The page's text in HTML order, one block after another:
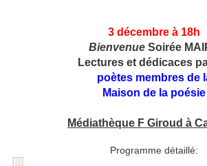
3 décembre à 18h
BienvenueSoirée
Lectures et dédicaces
poètes membres de
Maison de la poésie
Médiathèque F Giroud à
Programme détaillé: